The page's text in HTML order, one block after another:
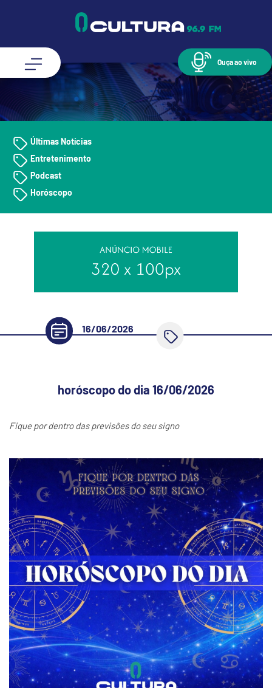
Ouça ao vivo
Últimas Notícias
Entretenimento
Podcast
Horóscopo
16/06/2026
horóscopo do dia 16/06/2026
Fique por dentro das previsões do seu signo